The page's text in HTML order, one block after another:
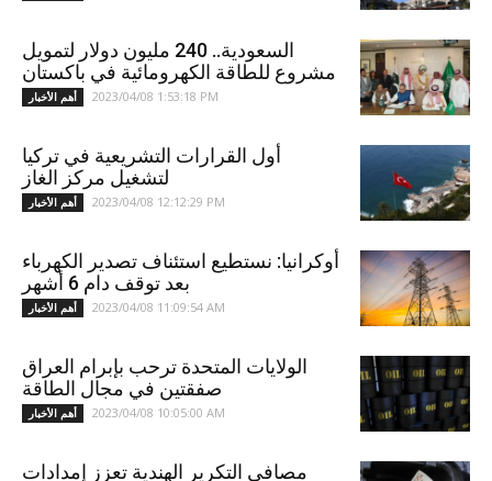
السعودية.. 240 مليون دولار لتمويل
مشروع للطاقة الكهرومائية في باكستان
أهم الأخبار 2023/04/08 1:53:18 PM
أول القرارات التشريعية في تركيا
لتشغيل مركز الغاز
أهم الأخبار 2023/04/08 12:12:29 PM
أوكرانيا: نستطيع استئناف تصدير الكهرباء
بعد توقف دام 6 أشهر
أهم الأخبار 2023/04/08 11:09:54 AM
الولايات المتحدة ترحب بإبرام العراق
صفقتين في مجال الطاقة
أهم الأخبار 2023/04/08 10:05:00 AM
مصافي التكرير الهندية تعزز إمدادات